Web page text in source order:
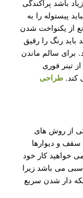
باشد پراکندگی
پیستوله را به
از یکنواخت شدن
رنگ را رقیق
برای سالم ماندن
تینر فوری
کند. طراحی
از روش‌ های
و دیوارها
خواهید کار خود
می باشد زیرا
دار شدن سریع